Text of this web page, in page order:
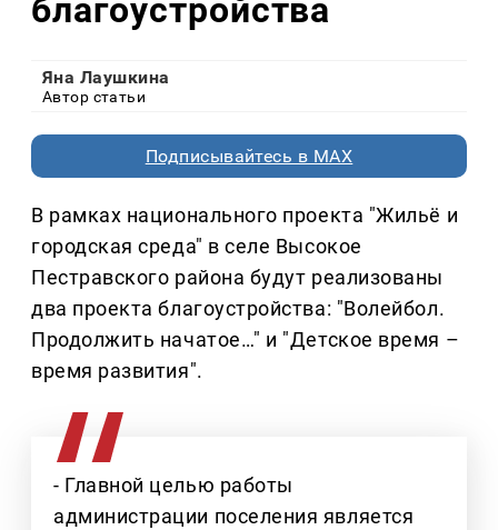
благоустройства
Яна Лаушкина
Автор статьи
Подписывайтесь в MAX
В рамках национального проекта "Жильё и
городская среда" в селе Высокое
Пестравского района будут реализованы
два проекта благоустройства: "Волейбол.
Продолжить начатое…" и "Детское время –
время развития".
- Главной целью работы
администрации поселения является